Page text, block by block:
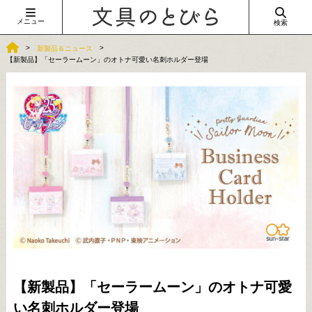
メニュー 検索
新製品＆ニュース
【新製品】「セーラームーン」のオトナ可愛い名刺ホルダー登場
【新製品】「セーラームーン」のオトナ可愛
い名刺ホルダー登場